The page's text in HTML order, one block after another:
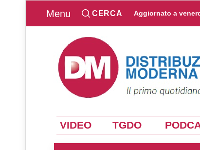
Menu CERCA Aggiornato a
VIDEO TGDO